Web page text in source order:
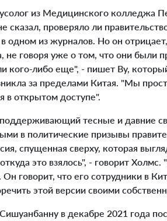
из Медицинского колледжа
сказал, проверяло ли
одном из журналов. Но он
не говоря уже о том, что они были
кого-либо еще", - пишет Ву,
за пределами Китая. "Мы
в открытом доступе".
тесные и давние
в политические призывы
спущенная сверху, которая
это взялось", - говорит
Он говорит, что его сотрудники в
этой версии своими
в декабре 2021 года